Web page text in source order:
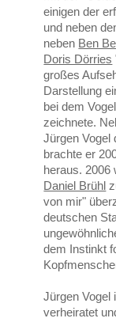
einigen der
und neben
neben Ben
Doris Dörries
großes
Darstellung
bei dem
zeichnete.
Jürgen Vogel
brachte er
heraus. 2006
Daniel Brühl
von mir"
deutschen
dem Instinkt
Jürgen Vogel
verheiratet